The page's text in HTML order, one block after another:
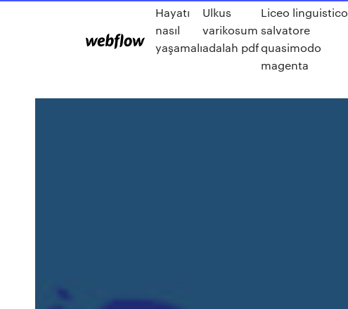
Hayatı
nasıl
yaşamalı
Ulkus
varikosum
adalah pdf
Liceo linguistico
salvatore
quasimodo
magenta